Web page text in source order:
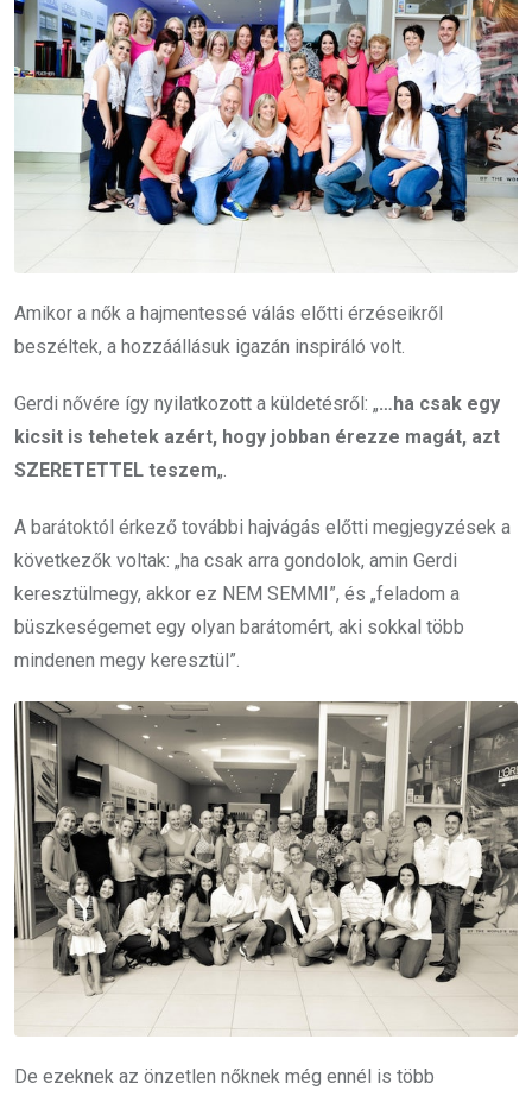
Amikor a nők a hajmentessé válás előtti érzéseikről
beszéltek, a hozzáállásuk igazán inspiráló volt.
Gerdi nővére így nyilatkozott a küldetésről: „…ha csak egy
kicsit is tehetek azért, hogy jobban érezze magát, azt
SZERETETTEL teszem„.
A barátoktól érkező további hajvágás előtti megjegyzések a
következők voltak: „ha csak arra gondolok, amin Gerdi
keresztülmegy, akkor ez NEM SEMMI”, és „feladom a
büszkeségemet egy olyan barátomért, aki sokkal több
mindenen megy keresztül”.
De ezeknek az önzetlen nőknek még ennél is több